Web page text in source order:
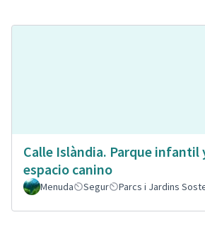
Calle Islàndia. Parque infantil
espacio canino
Menuda Segur Parcs i Jardins